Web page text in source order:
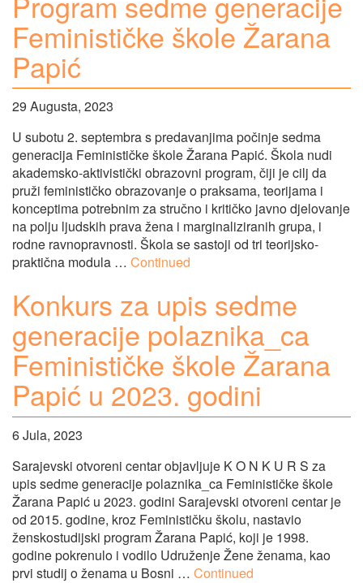
Feminističke škole Žarana
Papić
29 Augusta, 2023
U subotu 2. septembra s predavanjima počinje sedma
generacija Feminističke škole Žarana Papić. Škola nudi
akademsko-aktivistički obrazovni program, čiji je cilj da
pruži feminističko obrazovanje o praksama, teorijama i
konceptima potrebnim za stručno i kritičko javno djelovanje
na polju ljudskih prava žena i marginaliziranih grupa, i
rodne ravnopravnosti. Škola se sastoji od tri teorijsko-
praktična modula … Continued
Konkurs za upis sedme
generacije polaznika_ca
Feminističke škole Žarana
Papić u 2023. godini
6 Jula, 2023
Sarajevski otvoreni centar objavljuje K O N K U R S za
upis sedme generacije polaznika_ca Feminističke škole
Žarana Papić u 2023. godini Sarajevski otvoreni centar je
od 2015. godine, kroz Feminističku školu, nastavio
ženskostudijski program Žarana Papić, koji je 1998.
godine pokrenulo i vodilo Udruženje Žene ženama, kao
prvi studij o ženama u Bosni … Continued